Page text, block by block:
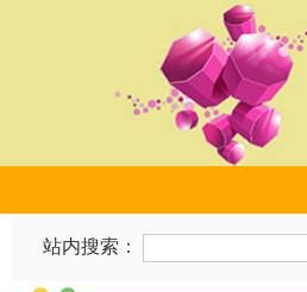
站内搜索：